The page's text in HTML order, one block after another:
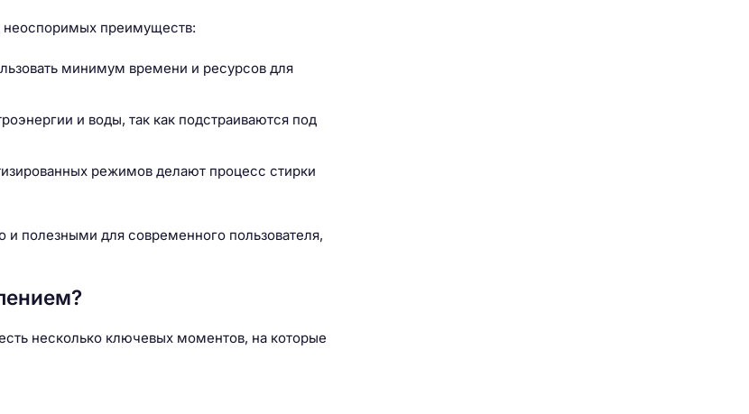
преимуществ:
минимум времени и ресурсов для
и воды, так как подстраиваются под
режимов делают процесс стирки
и полезными для современного пользователя,
несколько ключевых моментов, на которые